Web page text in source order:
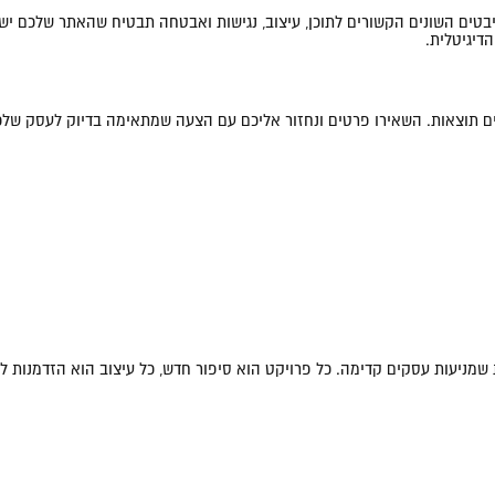
השונים הקשורים לתוכן, עיצוב, נגישות ואבטחה תבטיח שהאתר שלכם
תוצאות. השאירו פרטים ונחזור אליכם עם הצעה שמתאימה בדיוק לעסק
שמניעות עסקים קדימה. כל פרויקט הוא סיפור חדש, כל עיצוב הוא הזדמנות